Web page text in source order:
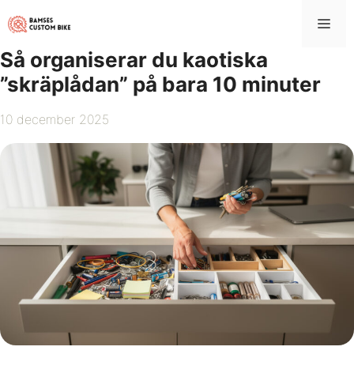
till
innehåll
Så organiserar du kaotiska
”skräplådan” på bara 10 minuter
10 december 2025